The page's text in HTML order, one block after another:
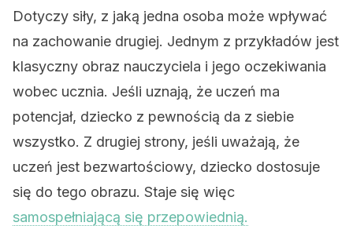
Dotyczy siły, z jaką jedna osoba może wpływać
na zachowanie drugiej. Jednym z przykładów jest
klasyczny obraz nauczyciela i jego oczekiwania
wobec ucznia. Jeśli uznają, że uczeń ma
potencjał, dziecko z pewnością da z siebie
wszystko. Z drugiej strony, jeśli uważają, że
uczeń jest bezwartościowy, dziecko dostosuje
się do tego obrazu. Staje się więc
samospełniającą się przepowiednią.